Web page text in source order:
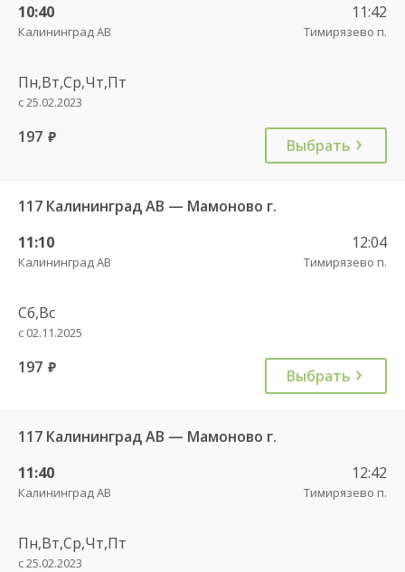
10:40
Калининград АВ
11:42
Тимирязево п.
Пн,Вт,Ср,Чт,Пт
с 25.02.2023
197 руб. Выбрать
117 Калининград АВ — Мамоново г.
11:10
Калининград АВ
12:04
Тимирязево п.
Сб,Вс
с 02.11.2025
197 руб. Выбрать
117 Калининград АВ — Мамоново г.
11:40
Калининград АВ
12:42
Тимирязево п.
Пн,Вт,Ср,Чт,Пт
с 25.02.2023